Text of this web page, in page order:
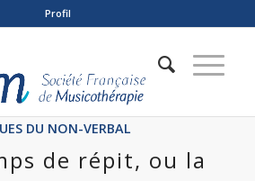
Profil
DU NON-VERBAL
de répit, ou la